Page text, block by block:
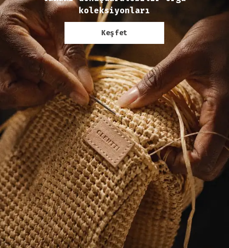
koleksiyonları
Keşfet